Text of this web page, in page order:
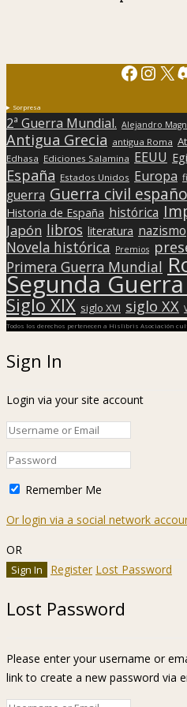
X
Sorpresa
2ª Guerra Mundial. Alejandro
Antigua Grecia antigua Roma
Edhasa Ediciones Salamina EEUU
España Estados Unidos Europa
guerra Guerra civil
Historia de España histórica
Japón libros literatura nazismo
Novela histórica Premios
Primera Guerra Mundial
Segunda
Siglo XIX siglo XVI siglo XX
Todos los derechos pertenecen a Hislibris Asociación
Sign In
Login via your site account
Remember Me
Or login via a social network
OR
Register Lost Password
Lost Password
Please enter your username or
link to create a new password via